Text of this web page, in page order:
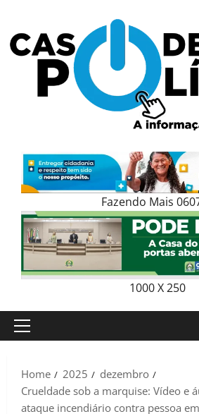
content
Fazendo Mais
1000 X 250
Primary
Home
2025
dezembro
Crueldade sob a marquise: Vídeo e
ataque incendiário contra pessoa